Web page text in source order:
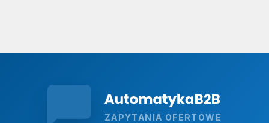
ZAPYTANIA OFERTOWE